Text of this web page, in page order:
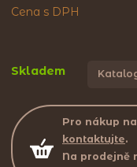
Cena s DPH
Skladem
Pro nákup
kontaktujte.
Na prodejně